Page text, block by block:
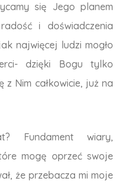
się Jego planem
i doświadczenia
najwięcej ludzi mogło
dzięki Bogu tylko
z Nim całkowicie, już na
Fundament wiary,
mogę oprzeć swoje
że przebacza mi moje